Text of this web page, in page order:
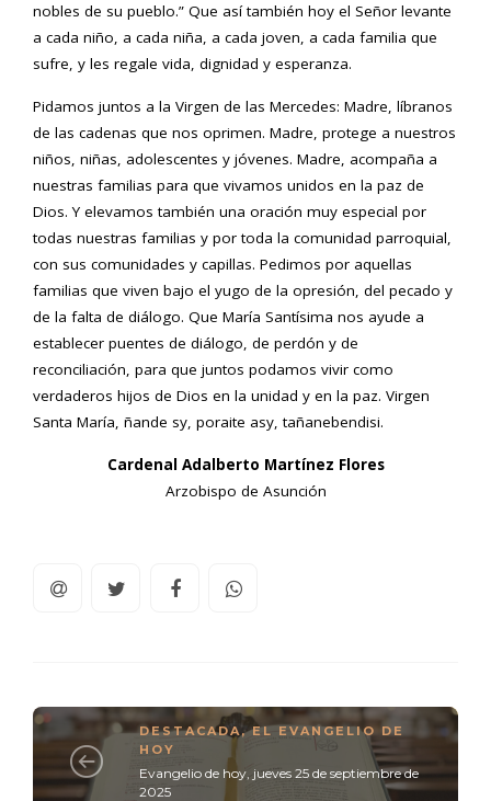
nobles de su pueblo.” Que así también hoy el Señor levante
a cada niño, a cada niña, a cada joven, a cada familia que
sufre, y les regale vida, dignidad y esperanza.
Pidamos juntos a la Virgen de las Mercedes: Madre, líbranos
de las cadenas que nos oprimen. Madre, protege a nuestros
niños, niñas, adolescentes y jóvenes. Madre, acompaña a
nuestras familias para que vivamos unidos en la paz de
Dios. Y elevamos también una oración muy especial por
todas nuestras familias y por toda la comunidad parroquial,
con sus comunidades y capillas. Pedimos por aquellas
familias que viven bajo el yugo de la opresión, del pecado y
de la falta de diálogo. Que María Santísima nos ayude a
establecer puentes de diálogo, de perdón y de
reconciliación, para que juntos podamos vivir como
verdaderos hijos de Dios en la unidad y en la paz. Virgen
Santa María, ñande sy, poraite asy, tañanebendisi.
Cardenal Adalberto Martínez Flores
Arzobispo de Asunción
DESTACADA,EL EVANGELIO DE
HOY
Evangelio de hoy, jueves 25 de septiembre de
2025